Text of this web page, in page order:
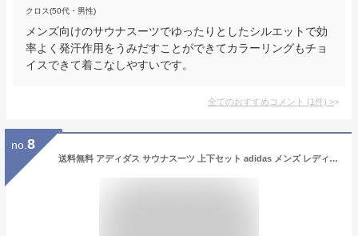
クロス(50代・男性)
メンズ向けのサウナスーツでゆったりとしたシルエットで効
率よく発汗作用をうみだすことができてカラーリングもチョ
イスできて着こなしやすいです。
全てのおすすめコメント (1件) >
no. 8
送料無料 アディダス サウナスーツ 上下セット adidas メンズ レディース SAUNA SUIT SET 減量 ダイエット 発汗 軽量 プルオーバー ロングパンツ セットアップ 上下組 トレーニング ウェア adiSS01-V2 14%off